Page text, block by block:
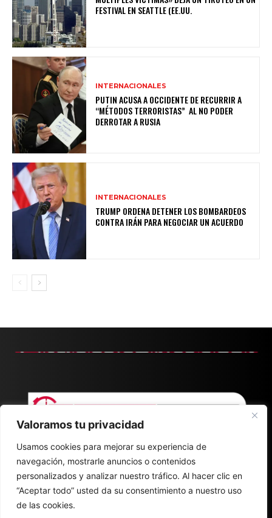
Valoramos tu privacidad
Usamos cookies para mejorar su experiencia de
navegación, mostrarle anuncios o contenidos
personalizados y analizar nuestro tráfico. Al hacer clic en
“Aceptar todo” usted da su consentimiento a nuestro uso
de las cookies.
FESTIVAL EN SEATTLE (EE.UU.
INTERNACIONALES
PUTIN ACUSA A OCCIDENTE DE RECURRIR A
“MÉTODOS TERRORISTAS” AL NO PODER
DERROTAR A RUSIA
INTERNACIONALES
TRUMP ORDENA DETENER LOS BOMBARDEOS
CONTRA IRÁN PARA NEGOCIAR UN ACUERDO